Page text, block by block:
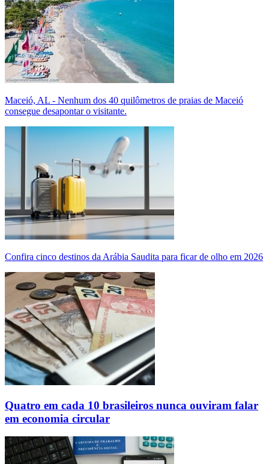
Maceió, AL - Nenhum dos 40 quilômetros de praias de Maceió
consegue desapontar o visitante.
Confira cinco destinos da Arábia Saudita para ficar de olho em 2026
Quatro em cada 10 brasileiros nunca ouviram falar
em economia circular